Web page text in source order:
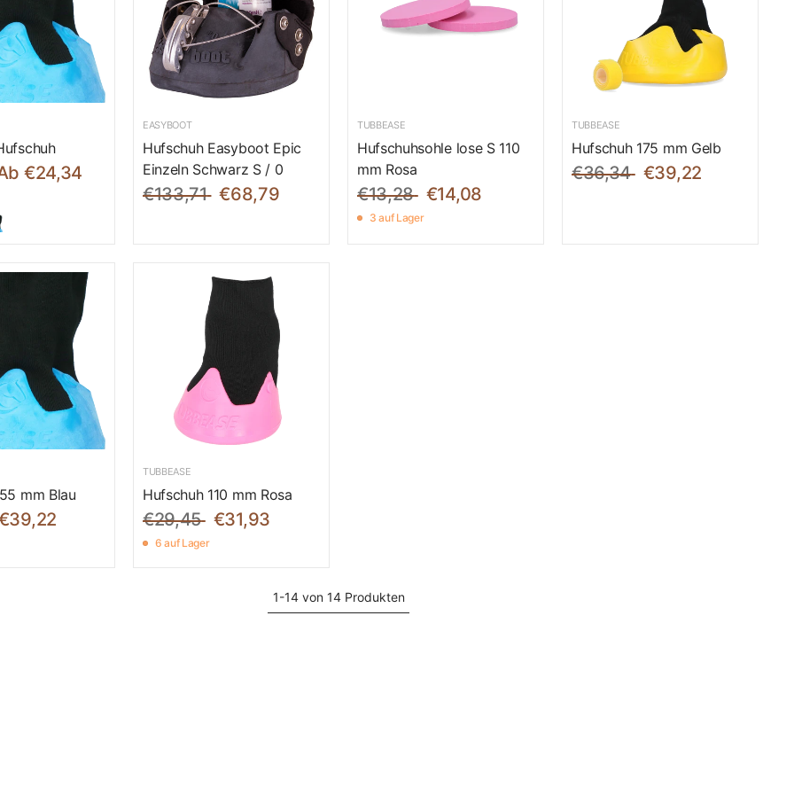
€24,34
EASYBOOT
Hufschuh Easyboot Epic
Einzeln Schwarz S / 0
€133,71 €68,79
TUBBEASE
Hufschuhsohle lose S 110
mm Rosa
€13,28 €14,08
3 auf Lager
TUBBEASE
Hufschuh 175 mm Gelb
€36,34 €39,22
mm Blau
TUBBEASE
Hufschuh 110 mm Rosa
€29,45 €31,93
6 auf Lager
1-14 von 14 Produkten